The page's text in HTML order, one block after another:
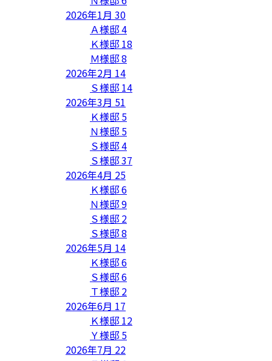
2026年1月 30
Ａ様邸4
Ｋ様邸 18
Ｍ様邸8
2026年2月 14
Ｓ様邸 14
2026年3月 51
Ｋ様邸 5
Ｎ様邸 5
Ｓ様邸4
Ｓ様邸37
2026年4月 25
Ｋ様邸6
Ｎ様邸9
Ｓ様邸 2
Ｓ様邸8
2026年5月 14
Ｋ様邸6
Ｓ様邸6
Ｔ様邸 2
2026年6月 17
Ｋ様邸 12
Ｙ様邸 5
2026年7月 22